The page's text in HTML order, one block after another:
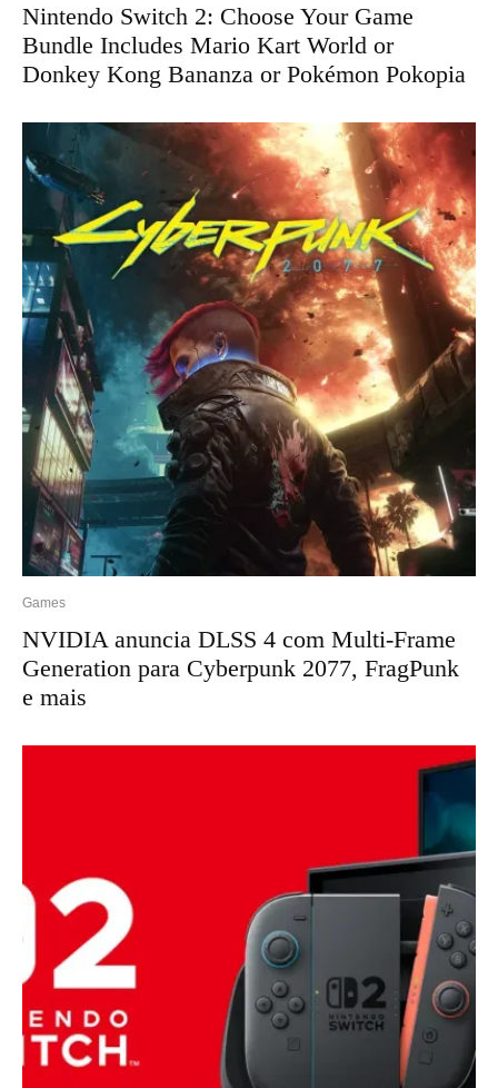
Nintendo Switch 2: Choose Your Game
Bundle Includes Mario Kart World or
Donkey Kong Bananza or Pokémon Pokopia
Games
NVIDIA anuncia DLSS 4 com Multi-Frame
Generation para Cyberpunk 2077, FragPunk
e mais